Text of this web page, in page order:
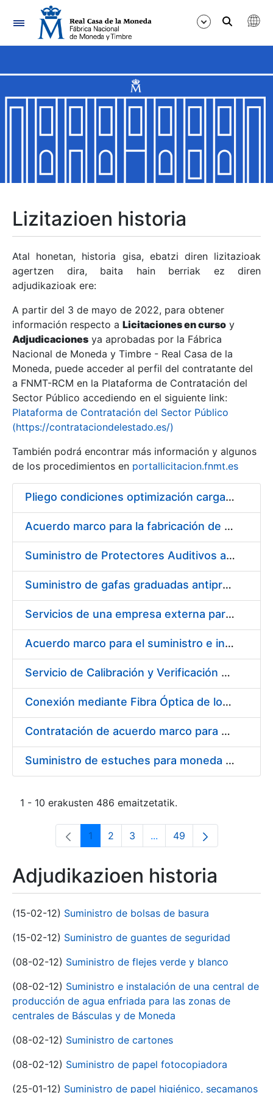
Nabigazioa
Erakutsi/Ezkutatu
Erakutsi/Ezkutatu
Erakutsi/Ezkutatu
Erakutsi/Ezkutatu
Erakutsi/Ezkutatu
Erakutsi/Ezkutatu
Erakutsi/Ezkutatu
Erakutsi/Ezkutatu
Lizitazioen historia
Atal honetan, historia gisa, ebatzi diren lizitazioak
agertzen dira, baita hain berriak ez diren
adjudikazioak ere:
A partir del 3 de mayo de 2022, para obtener
información respecto a Licitaciones en curso y
Adjudicaciones ya aprobadas por la Fábrica
Nacional de Moneda y Timbre - Real Casa de la
Moneda, puede acceder al perfil del contratante del
a FNMT-RCM en la Plataforma de Contratación del
Sector Público accediendo en el siguiente link:
Plataforma de Contratación del Sector Público
(https://contrataciondelestado.es/)
También podrá encontrar más información y algunos
de los procedimientos en portallicitacion.fnmt.es
Pliego condiciones optimización cargas compras firmado
Acuerdo marco para la fabricación de piezas
Suministro de Protectores Auditivos a medida para las personas trabajadoras de los Centros de Trabajo de Madrid y Burgos
Suministro de gafas graduadas antiproyecciones para los trabajadores de la FNMT-RCM en los centros de trabajo de Madrid y Burgos
Servicios de una empresa externa para el asesoramiento y resolución de los recursos de alzada que se presentan relacionados con procesos de selección para la FNMT-RCM
Acuerdo marco para el suministro e instalación de persianas, estores y otros complementos
Servicio de Calibración y Verificación Externa de los Equipos de Medición del Servicio de Prevención de la FNMT-RCM
Conexión mediante Fibra Óptica de los Centros de Proceso de Datos (CPDs) de las sedes de la FNMT-RCM de Burgos y Madrid
Contratación de acuerdo marco para el Suministro de Material de Electricidad para la Fábrica Nacional de Moneda y Timbre-Real Casa de la Moneda en su centro de trabajo de Burgos
Suministro de estuches para moneda de 30 €
1 - 10 erakusten 486 emaitzetatik.
Orrialdea
1 Orrialdea
2 Orrialdea
3 ...Intermediate Pages Use
Orrialdea
49
Adjudikazioen historia
(15-02-12) Suministro de bolsas de basura
(15-02-12) Suministro de guantes de seguridad
(08-02-12) Suministro de flejes verde y blanco
(08-02-12) Suministro e instalación de una central de
producción de agua enfriada para las zonas de
centrales de Básculas y de Moneda
(08-02-12) Suministro de cartones
(08-02-12) Suministro de papel fotocopiadora
(25-01-12) Suministro de papel higiénico, secamanos